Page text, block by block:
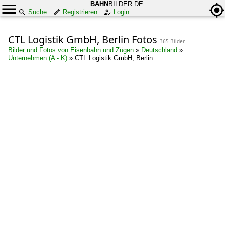
BAHN BILDER.DE
Suche
Registrieren Login
CTL Logistik GmbH, Berlin Fotos 365 Bilder
Bilder und Fotos von Eisenbahn und Zügen » Deutschland »
Unternehmen (A - K) » CTL Logistik GmbH, Berlin